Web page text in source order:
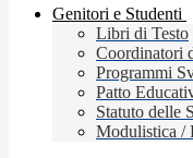
Genitori e Studenti
Libri di Testo
Coordinatori
Programmi
Patto
Statuto delle
Modulistica /